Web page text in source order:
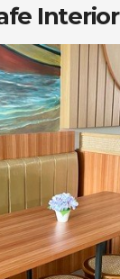
Interior